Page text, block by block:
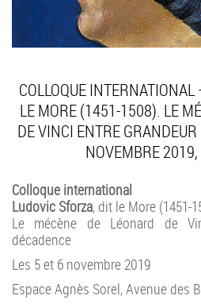
COLLOQUE
LE MORE (1451-1508). LE
DE VINCI ENTRE
NOVEMBRE 2019,
Colloque international
Ludovic Sforza, dit le More (1451-
Le mécène de Léonard de
décadence
Les 5 et 6 novembre 2019
Espace Agnès Sorel, Avenue des